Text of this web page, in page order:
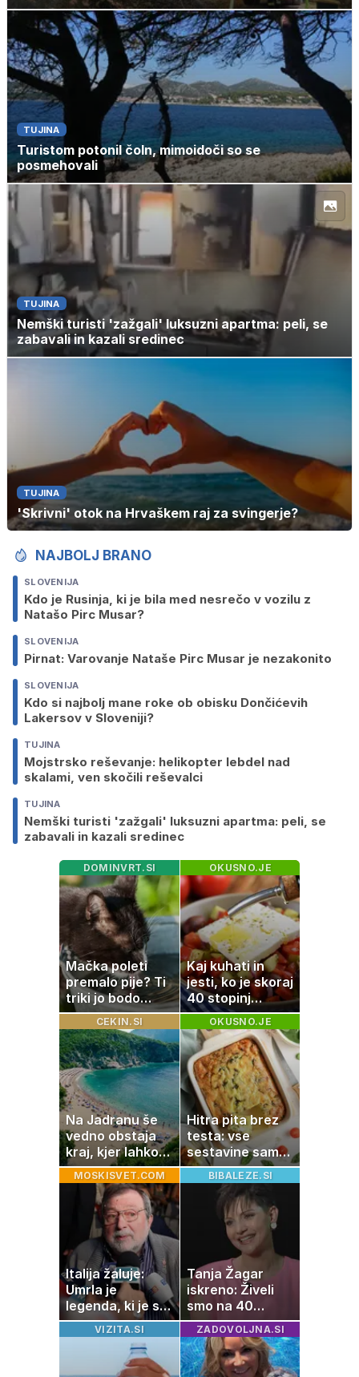
TUJINA
Turistom potonil čoln, mimoidoči so se
posmehovali
TUJINA
Nemški turisti 'zažgali' luksuzni apartma: peli, se
zabavali in kazali sredinec
TUJINA
'Skrivni' otok na Hrvaškem raj za svingerje?
NAJBOLJ BRANO
SLOVENIJA
Kdo je Rusinja, ki je bila med nesrečo v vozilu z
Natašo Pirc Musar?
SLOVENIJA
Pirnat: Varovanje Nataše Pirc Musar je nezakonito
SLOVENIJA
Kdo si najbolj mane roke ob obisku Dončićevih
Lakersov v Sloveniji?
TUJINA
Mojstrsko reševanje: helikopter lebdel nad
skalami, ven skočili reševalci
TUJINA
Nemški turisti 'zažgali' luksuzni apartma: peli, se
zabavali in kazali sredinec
DOMINVRT.SI
Mačka poleti
premalo pije? Ti
triki jo bodo
spodbudili, da
zaužije več vode
OKUSNO.JE
Kaj kuhati in
jesti, ko je skoraj
40 stopinj
Celzija: 5 kosil
brez prižiganja
pečice
CEKIN.SI
Na Jadranu še
vedno obstaja
kraj, kjer lahko
dopustujete
poceni:
nastanitev že od
10 evrov, kosilo
za pet evrov
OKUSNO.JE
Hitra pita brez
testa: vse
sestavine samo
zmešate in
pečica opravi
ostalo
MOSKISVET.COM
Italija žaluje:
Umrla je
legenda, ki je s
svojimi pesmimi
zaznamovala
BIBALEZE.SI
Tanja Žagar
iskreno: Živeli
smo na 40
kvadratih, a
imela sem vse,
kar otrok
potrebuje
VIZITA.SI ZADOVOLJNA.SI